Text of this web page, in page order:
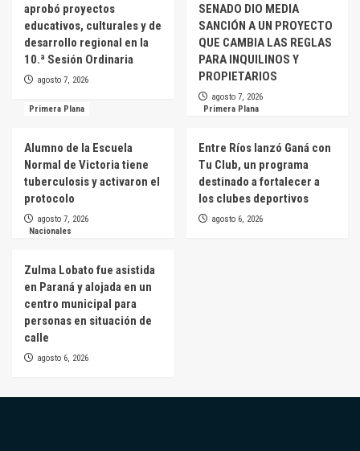
aprobó proyectos
educativos, culturales y de
desarrollo regional en la
10.ª Sesión Ordinaria
agosto 7, 2026
SENADO DIO MEDIA
SANCIÓN A UN PROYECTO
QUE CAMBIA LAS REGLAS
PARA INQUILINOS Y
PROPIETARIOS
agosto 7, 2026
Primera Plana
Alumno de la Escuela
Normal de Victoria tiene
tuberculosis y activaron el
protocolo
agosto 7, 2026
Primera Plana
Entre Ríos lanzó Ganá con
Tu Club, un programa
destinado a fortalecer a
los clubes deportivos
agosto 6, 2026
Nacionales
Zulma Lobato fue asistida
en Paraná y alojada en un
centro municipal para
personas en situación de
calle
agosto 6, 2026